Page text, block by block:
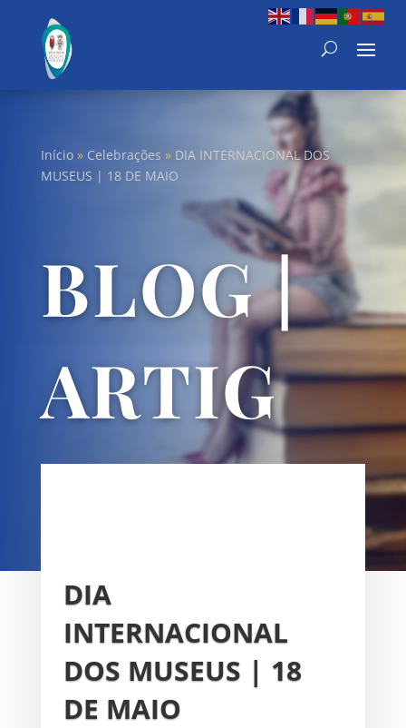
Início» Celebrações » DIA INTERNACIONAL DOS
MUSEUS | 18 DE MAIO
BLOG |
ARTIG
OS
DIA
INTERNACIONAL
DOS MUSEUS | 18
DE MAIO